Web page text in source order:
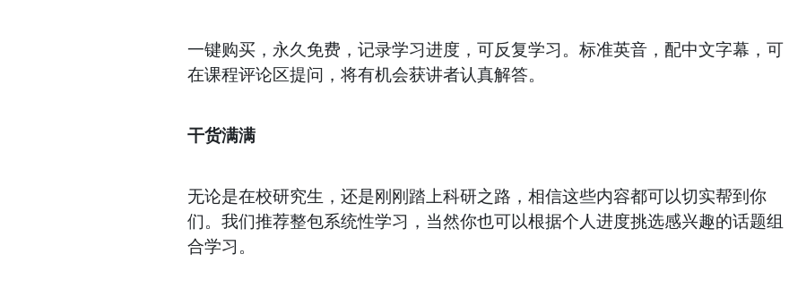
一键购买，永久免费，记录学习进度，可反复学习。标准英音，配中文字幕，可
在课程评论区提问，将有机会获讲者认真解答。
干货满满
无论是在校研究生，还是刚刚踏上科研之路，相信这些内容都可以切实帮到你
们。我们推荐整包系统性学习，当然你也可以根据个人进度挑选感兴趣的话题组
合学习。